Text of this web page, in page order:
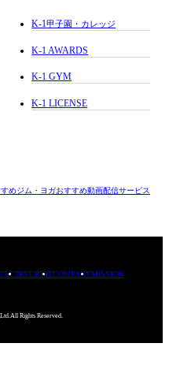
K-1甲子園・カレッジ
K-1 AWARDS
K-1 GYM
K-1 LICENSE
すめジム・ヨガおすすめ動画配信サービス
RECRUITCOMPANYMISSION
Rights Reserved.